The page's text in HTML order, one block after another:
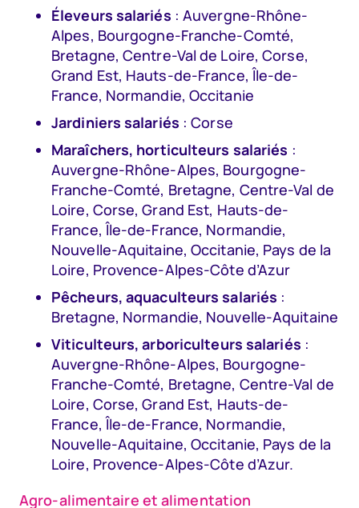
Éleveurs salariés : Auvergne-Rhône-
Alpes, Bourgogne-Franche-Comté,
Bretagne, Centre-Val de Loire, Corse,
Grand Est, Hauts-de-France, Île-de-
France, Normandie, Occitanie
Jardiniers salariés : Corse
Maraîchers, horticulteurs salariés :
Auvergne-Rhône-Alpes, Bourgogne-
Franche-Comté, Bretagne, Centre-Val de
Loire, Corse, Grand Est, Hauts-de-
France, Île-de-France, Normandie,
Nouvelle-Aquitaine, Occitanie, Pays de la
Loire, Provence-Alpes-Côte d’Azur
Pêcheurs, aquaculteurs salariés :
Bretagne, Normandie, Nouvelle-Aquitaine
Viticulteurs, arboriculteurs salariés :
Auvergne-Rhône-Alpes, Bourgogne-
Franche-Comté, Bretagne, Centre-Val de
Loire, Corse, Grand Est, Hauts-de-
France, Île-de-France, Normandie,
Nouvelle-Aquitaine, Occitanie, Pays de la
Loire, Provence-Alpes-Côte d’Azur.
Agro-alimentaire et alimentation